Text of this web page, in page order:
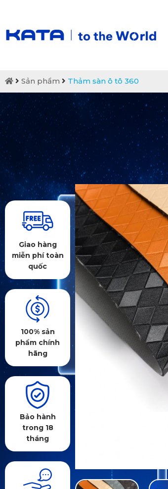
Sản phẩm Thảm sàn ô tô 360
Giao hàng
miễn phí toàn
quốc
100% sản
phẩm chính
hãng
Bảo hành
trong 18
tháng